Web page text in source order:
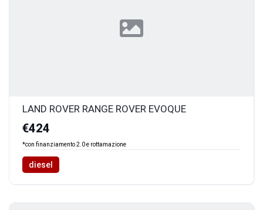
LAND ROVER RANGE ROVER EVOQUE
€424
*con finanziamento 2.0 e rottamazione
diesel